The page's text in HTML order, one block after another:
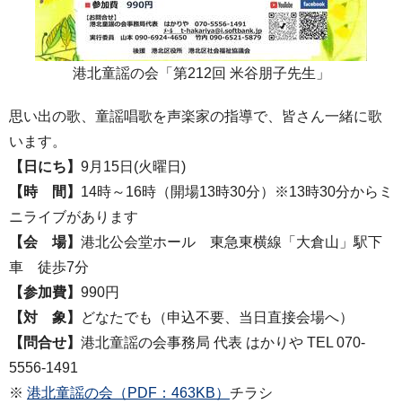
港北童謡の会「第212回 米谷朋子先生」
思い出の歌、童謡唱歌を声楽家の指導で、皆さん一緒に歌
います。
【日にち】 9月15日(火曜日)
【時 間】 14時～16時（開場13時30分）※13時30分からミ
ニライブがあります
【会 場】 港北公会堂ホール 東急東横線「大倉山」駅下
車 徒歩7分
【参加費】 990円
【対 象】
どなたでも（申込不要、当日直接会場へ）
【問合せ】 港北童謡の会事務局 代表 はかりや TEL 070-
5556-1491
※ 港北童謡の会（PDF：463KB） チラシ